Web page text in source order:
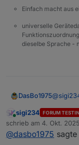
Einfach macht aus
universelle
dieselbe Sprache -
DasBo1975@
@
Online
sigi234 FORUM
schrieb am 4. Okt.
zuletzt editiert von
@dasbo1975 sagte